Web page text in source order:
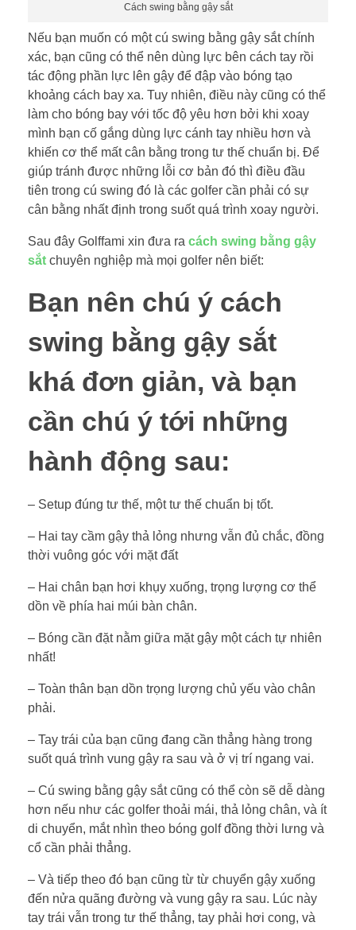
Cách swing bằng gậy sắt
Nếu bạn muốn có một cú swing bằng gậy sắt chính
xác, bạn cũng có thể nên dùng lực bên cách tay rồi
tác động phần lực lên gậy để đập vào bóng tạo
khoảng cách bay xa. Tuy nhiên, điều này cũng có thể
làm cho bóng bay với tốc độ yêu hơn bởi khi xoay
mình bạn cố gắng dùng lực cánh tay nhiều hơn và
khiến cơ thể mất cân bằng trong tư thế chuẩn bị. Để
giúp tránh được những lỗi cơ bản đó thì điều đầu
tiên trong cú swing đó là các golfer cần phải có sự
cân bằng nhất định trong suốt quá trình xoay người.
Sau đây Golffami xin đưa ra cách swing bằng gậy
sắt chuyên nghiệp mà mọi golfer nên biết:
Bạn nên chú ý cách
swing bằng gậy sắt
khá đơn giản, và bạn
cần chú ý tới những
hành động sau:
– Setup đúng tư thế, một tư thế chuẩn bị tốt.
– Hai tay cầm gậy thả lỏng nhưng vẫn đủ chắc, đồng
thời vuông góc với mặt đất
– Hai chân bạn hơi khụy xuống, trọng lượng cơ thể
dồn về phía hai múi bàn chân.
– Bóng cần đặt nằm giữa mặt gậy một cách tự nhiên
nhất!
– Toàn thân bạn dồn trọng lượng chủ yếu vào chân
phải.
– Tay trái của bạn cũng đang cần thẳng hàng trong
suốt quá trình vung gậy ra sau và ở vị trí ngang vai.
– Cú swing bằng gậy sắt cũng có thể còn sẽ dễ dàng
hơn nếu như các golfer thoải mái, thả lỏng chân, và ít
di chuyển, mắt nhìn theo bóng golf đồng thời lưng và
cổ cần phải thẳng.
– Và tiếp theo đó bạn cũng từ từ chuyển gậy xuống
đến nửa quãng đường và vung gậy ra sau. Lúc này
tay trái vẫn trong tư thế thẳng, tay phải hơi cong, và